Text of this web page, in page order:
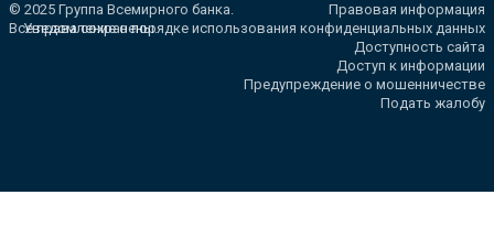
© 2025 Группа Всемирного банка.
Все права сохранены.
Правовая информация
Уведомление о порядке использования конфиденциальных данных
Доступность сайта
Доступ к информации
Предупреждение о мошенничестве
Подать жалобу